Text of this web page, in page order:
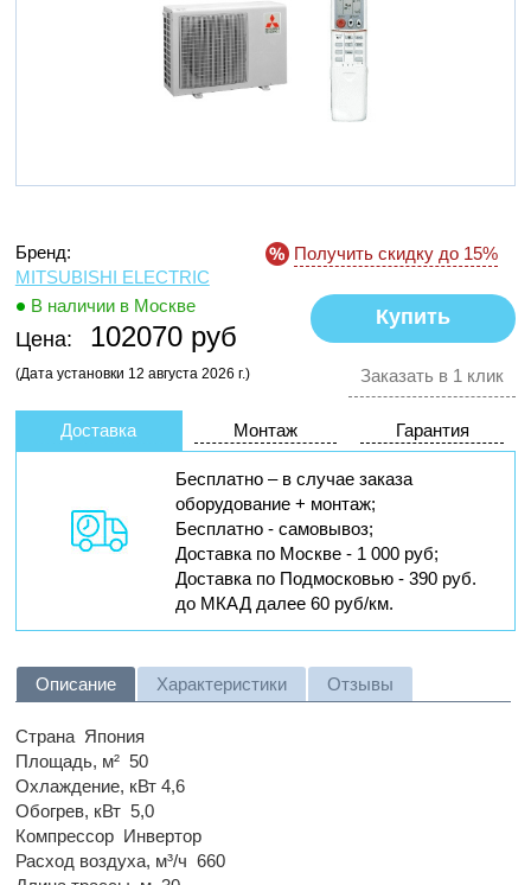
Бренд:
MITSUBISHI ELECTRIC
В наличии в Москве
Цена: 102070 руб
(Дата установки 12 августа 2026 г.)
Получить скидку до 15%
Заказать в 1 клик
Доставка Монтаж Гарантия
Бесплатно – в случае заказа
оборудование + монтаж;
Бесплатно - самовывоз;
Доставка по Москве - 1 000 руб;
Доставка по Подмосковью - 390 руб.
до МКАД далее 60 руб/км.
Описание Характеристики Отзывы
Страна Япония
Площадь, м² 50
Охлаждение, кВт 4,6
Обогрев, кВт 5,0
Компрессор Инвертор
Расход воздуха, м³/ч 660